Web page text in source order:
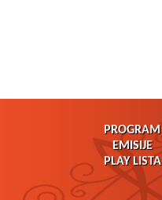
PROGRAM
EMISIJE
PLAY LISTA